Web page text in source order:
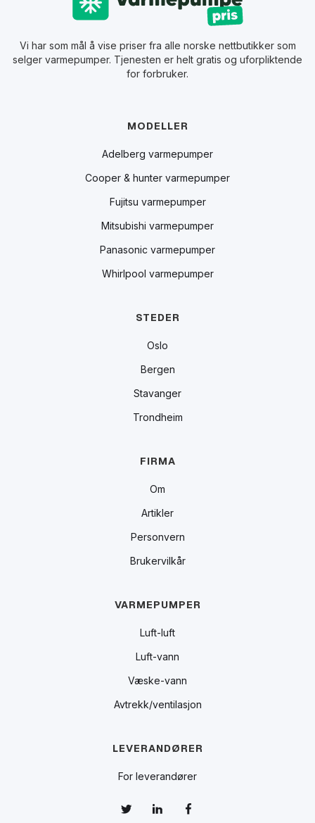
Vi har som mål å vise priser fra alle norske nettbutikker som
selger varmepumper. Tjenesten er helt gratis og uforpliktende
for forbruker.
MODELLER
Adelberg varmepumper
Cooper & hunter varmepumper
Fujitsu varmepumper
Mitsubishi varmepumper
Panasonic varmepumper
Whirlpool varmepumper
STEDER
Oslo
Bergen
Stavanger
Trondheim
FIRMA
Om
Artikler
Personvern
Brukervilkår
VARMEPUMPER
Luft-luft
Luft-vann
Væske-vann
Avtrekk/ventilasjon
LEVERANDØRER
For leverandører